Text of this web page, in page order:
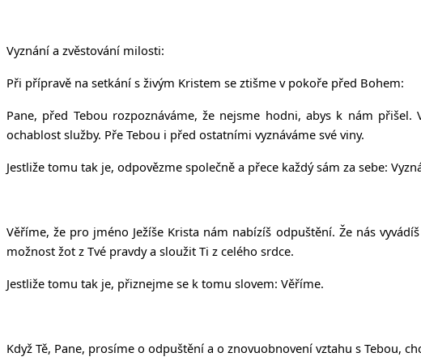
Vyznání a zvěstování milosti:
Při přípravě na setkání s živým Kristem se ztišme v pokoře před Bohem:
Pane, před Tebou rozpoznáváme, že nejsme hodni, abys k nám
ochablost služby. Pře Tebou i před ostatními vyznáváme své viny.
Jestliže tomu tak je, odpovězme společně a přece každý sám za sebe:
Věříme, že pro jméno Ježíše Krista nám nabízíš odpuštění. Že nás
možnost žot z Tvé pravdy a sloužit Ti z celého srdce.
Jestliže tomu tak je, přiznejme se k tomu slovem: Věříme.
Když Tě, Pane, prosíme o odpuštění a o znovuobnovení vztahu s Tebou,